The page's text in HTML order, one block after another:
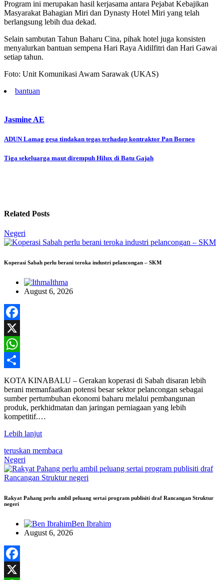
Program ini merupakan hasil kerjasama antara Pejabat Kebajikan
Masyarakat Bahagian Miri dan Dynasty Hotel Miri yang telah
berlangsung lebih dua dekad.
Selain sambutan Tahun Baharu Cina, pihak hotel juga konsisten
menyalurkan bantuan sempena Hari Raya Aidilfitri dan Hari Gawai
setiap tahun.
Foto: Unit Komunikasi Awam Sarawak (UKAS)
bantuan
Jasmine AE
Post
navigation
ADUN Lamag gesa tindakan tegas terhadap kontraktor Pan Borneo
Tiga sekeluarga maut dirempuh Hilux di Batu Gajah
Related Posts
Negeri
Koperasi Sabah perlu berani teroka industri pelancongan – SKM
Ithma
August 6, 2026
Facebook
X
WhatsApp
Share
KOTA KINABALU – Gerakan koperasi di Sabah disaran lebih
berani memanfaatkan potensi besar sektor pelancongan sebagai
sumber pertumbuhan ekonomi baharu melalui pembangunan
produk, perkhidmatan dan jaringan perniagaan yang lebih
kompetitif.…
Lebih lanjut
teruskan membaca
Negeri
Rakyat Pahang perlu ambil peluang sertai program publisiti draf Rancangan Struktur
negeri
Ben Ibrahim
August 6, 2026
Facebook